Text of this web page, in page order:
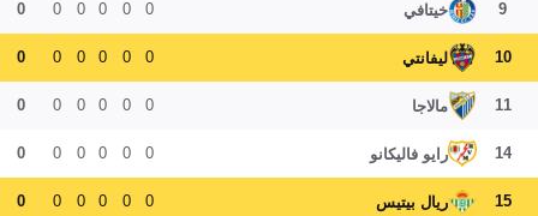
9 خيتافي 0
0
0
0
0
0
10 ليفانتي 0
0
0
0
0
0
11 مالاجا 0
0
0
0
0
0
14 رايو فاليكانو 0
0
0
0
0
0
15 ريال بيتيس 0
0
0
0
0
0